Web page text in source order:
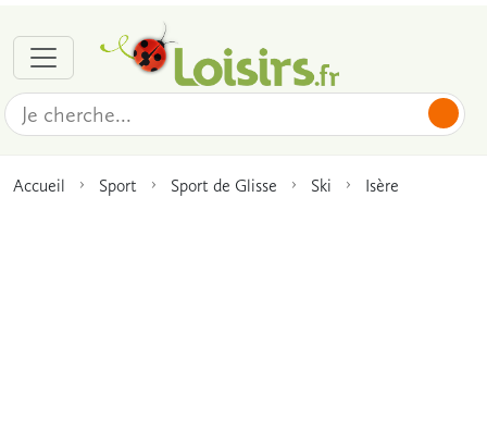
Accueil Sport Sport de Glisse Ski Isère